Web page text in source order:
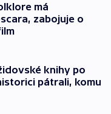
má
zabojuje o
knihy po
pátrali, komu